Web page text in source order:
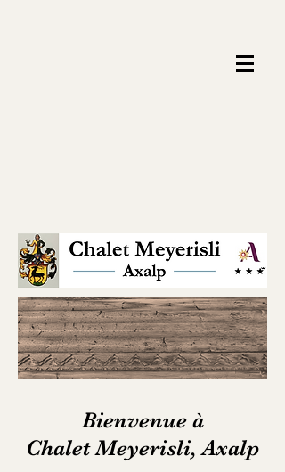
Bienvenue à
Chalet Meyerisli, Axalp